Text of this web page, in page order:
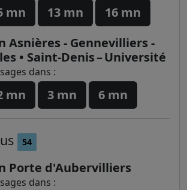
mn 13 mn
16 mn
Asnières - Gennevilliers -
• Saint-Denis – Université
dans :
mn 3 mn 6 mn
54
Porte d'Aubervilliers
dans :